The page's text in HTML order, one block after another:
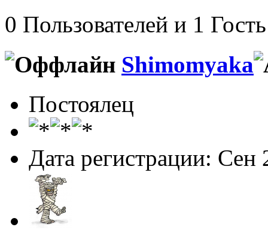
0 Пользователей и 1
Shimomyaka
Постоялец
Дата регистрации: Сен